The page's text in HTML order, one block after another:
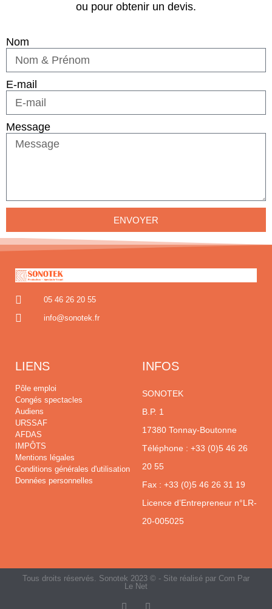
ou pour obtenir un devis.
Nom
E-mail
Message
ENVOYER
05 46 26 20 55
info@sonotek.fr
LIENS
Pôle emploi
Congés spectacles
Audiens
URSSAF
AFDAS
IMPÔTS
Mentions légales
Conditions générales d'utilisation
Données personnelles
INFOS
SONOTEK
B.P. 1
17380 Tonnay-Boutonne
Téléphone : +33 (0)5 46 26
20 55
Fax : +33 (0)5 46 26 31 19
Licence d’Entrepreneur n°LR-
20-005025
Tous droits réservés. Sonotek 2023 © - Site réalisé par Com Par
Le Net